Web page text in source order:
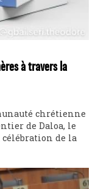
à travers la
chrétienne
de Daloa, le
célébration de la